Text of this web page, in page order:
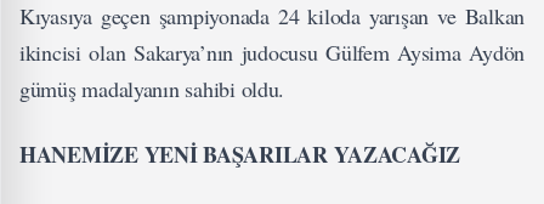
Kıyasıya geçen şampiyonada 24 kiloda yarışan ve Balkan
ikincisi olan Sakarya’nın judocusu Gülfem Aysima Aydön
gümüş madalyanın sahibi oldu.
HANEMİZE YENİ BAŞARILAR YAZACAĞIZ